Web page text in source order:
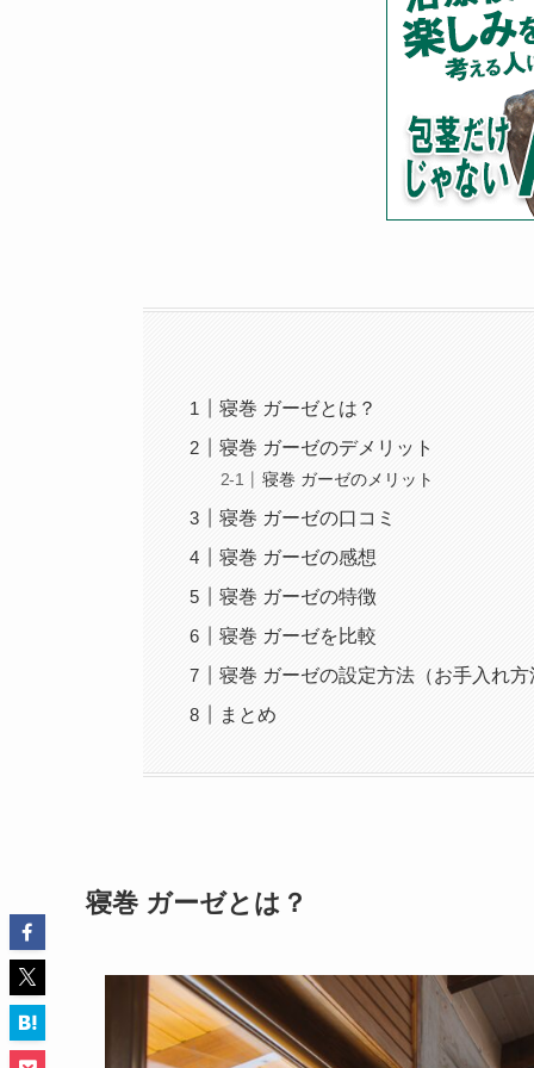
寝巻 ガーゼとは？
寝巻 ガーゼのデメリット
寝巻 ガーゼのメリット
寝巻 ガーゼの口コミ
寝巻 ガーゼの感想
寝巻 ガーゼの特徴
寝巻 ガーゼを比較
寝巻 ガーゼの設定方法（お手入れ方
まとめ
寝巻 ガーゼとは？